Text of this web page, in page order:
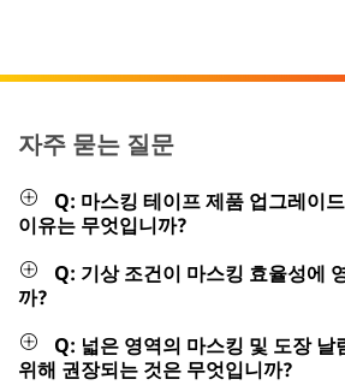
자주 묻는 질문
Q: 마스킹 테이프 제품 업그레이
이유는 무엇입니까?
Q: 기상 조건이 마스킹 효율성에
까?
Q: 넓은 영역의 마스킹 및 도장 날
위해 권장되는 것은 무엇입니까?